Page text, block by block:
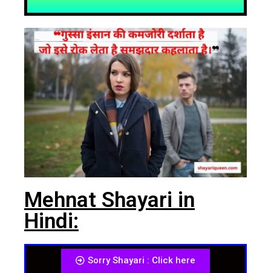
Mehnat Shayari in
Hindi:
Sorry Shayari : Click here